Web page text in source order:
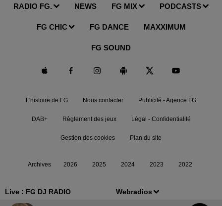
Live : FG DJ RADIO Webradios
RADIO FG. NEWS FG MIX PODCASTS
FG CHIC FG DANCE MAXXIMUM
FG SOUND
L'histoire de FG Nous contacter Publicité - Agence FG
DAB+ Règlement des jeux Légal - Confidentialité
Gestion des cookies Plan du site
Archives 2026 2025 2024 2023 2022